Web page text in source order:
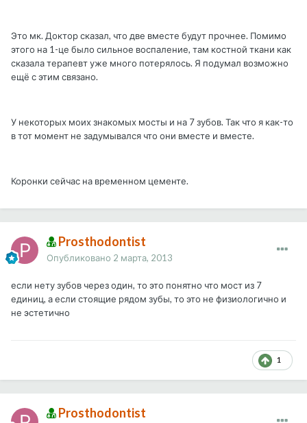
Это мк. Доктор сказал, что две вместе будут прочнее. Помимо
этого на 1-це было сильное воспаление, там костной ткани как
сказала терапевт уже много потерялось. Я подумал возможно
ещё с этим связано.
У некоторых моих знакомых мосты и на 7 зубов. Так что я как-то
в тот момент не задумывался что они вместе и вместе.
Коронки сейчас на временном цементе.
Prosthodontist
Опубликовано 2 марта, 2013
если нету зубов через один, то это понятно что мост из 7
единиц, а если стоящие рядом зубы, то это не физиологично и
не эстетично
1
Prosthodontist